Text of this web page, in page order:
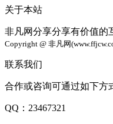
关于本站
非凡网分享分享有价值的
Copyright @ 非凡网
联系我们
合作或咨询可通过如下方
QQ：23467321